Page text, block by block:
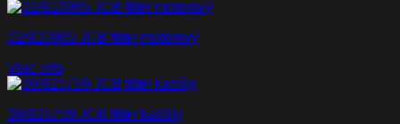
02/910965 JCB filter motorový
Viac info
30/925759 JCB filter kabíny